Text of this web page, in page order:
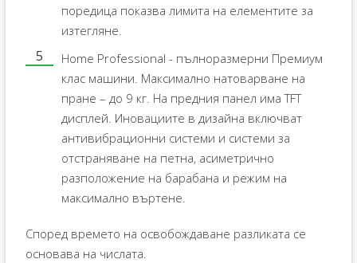
поредица показва лимита на елементите за
изтегляне.
Home Professional - пълноразмерни Премиум
клас машини. Максимално натоварване на
пране – до 9 кг. На предния панел има TFT
дисплей. Иновациите в дизайна включват
антивибрационни системи и системи за
отстраняване на петна, асиметрично
разположение на барабана и режим на
максимално въртене.
Според времето на освобождаване разликата се
основава на числата.